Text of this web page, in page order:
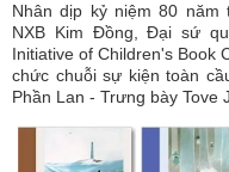
Nhân dịp kỷ niệm 80 năm
NXB Kim Đồng, Đại sứ
Initiative of Children's Book
chức chuỗi sự kiện toàn
Phần Lan - Trưng bày Tove